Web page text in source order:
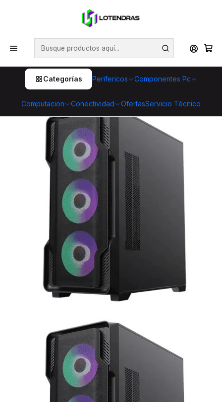
Categorías Perifericos Componentes Pc
Computacion Conectividad OfertasServicio Técnico
💥 ¡Compra HOY y retira GRATIS en tienda! 🏪🚀 Además,
aprovecha cientos de productos con Despacho Gratis 🛒📦
¡No dejes pasar esta oportunidad! 🔥
Inicio Computacion
Pc Gamer
PC Gamer | Ryzen 7 5700X | RTX 3050 6GB | 16GB RAM